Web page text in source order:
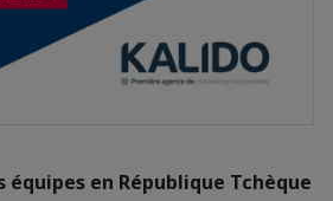
équipes en République Tchèque